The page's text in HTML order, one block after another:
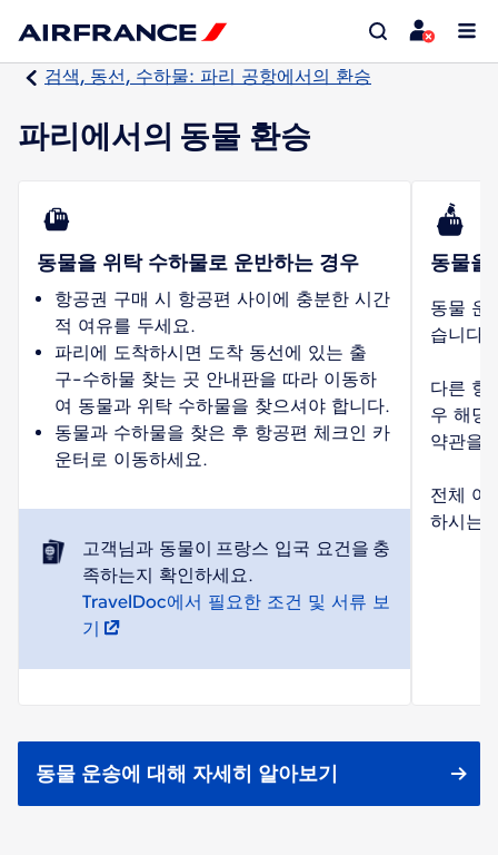
검색, 동선, 수하물: 파리 공항에서의 환승
파리에서의 동물 환승
동물을 위탁 수하물로 운반하는 경우
항공권 구매 시 항공편 사이에 충분한 시간
적 여유를 두세요.
파리에 도착하시면 도착 동선에 있는 출
구-수하물 찾는 곳 안내판을 따라 이동하
여 동물과 위탁 수하물을 찾으셔야 합니다.
동물과 수하물을 찾은 후 항공편 체크인 카
운터로 이동하세요.
고객님과 동물이 프랑스 입국 요건을 충
TravelDoc에서 필요한 조건 및 서류 보
기
동물을
동물 운
습니다.
다른 항
우 해당
약관을
전체 여
하시는
동물 운송에 대해 자세히 알아보기